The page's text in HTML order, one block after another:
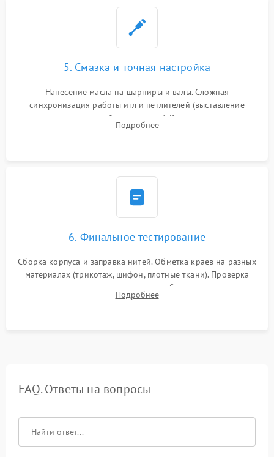
5. Смазка и точная настройка
Нанесение масла на шарниры и валы. Сложная
синхронизация работы игл и петлителей (выставление
зазоров до сотых долей миллиметра). Регулировка прижима
ножей, ширины обметки и хода дифференциального
Подробнее
6. Финальное тестирование
Сборка корпуса и заправка нитей. Обметка краев на разных
материалах (трикотаж, шифон, плотные ткани). Проверка
ровности среза, эластичности шва, работы ролевого шва и
отсутствия стягивания или волнистости ткани.
Подробнее
FAQ. Ответы на вопросы